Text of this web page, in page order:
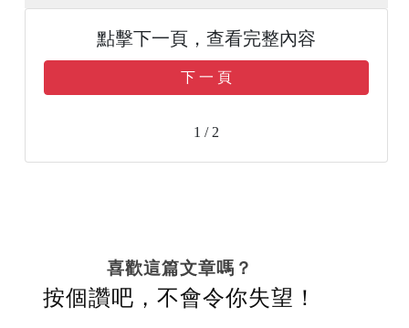
點擊下一頁，查看完整內容
下 一 頁
1 / 2
喜歡這篇文章嗎？
按個讚吧，不會令你失望！